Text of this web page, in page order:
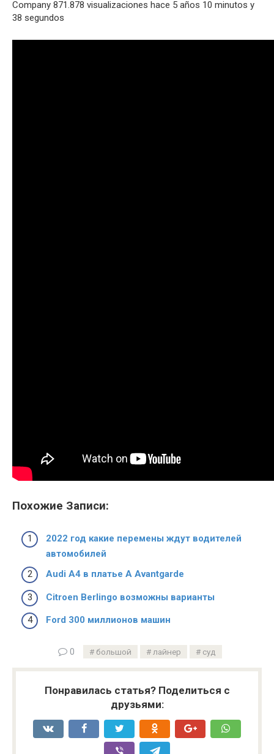
Company 871.878 visualizaciones hace 5 años 10 minutos y
38 segundos
Похожие Записи:
2022 год какие перемены ждут водителей
автомобилей
Audi А4 в платье A Avantgarde
Citroen Berlingo возможны варианты
Ford 300 миллионов машин
0 большой лайнер суд
Понравилась статья? Поделиться с
друзьями: